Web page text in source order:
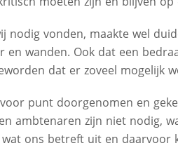
nodig vonden, maakte wel
en wanden. Ook dat een
dat er zoveel mogelijk
punt doorgenomen en
ambtenaren zijn niet nodig,
ons betreft uit en daarvoor